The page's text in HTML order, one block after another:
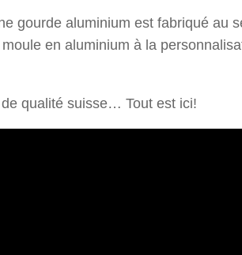
gourde aluminium est fabriqué au
en aluminium à la
qualité suisse… Tout est ici!